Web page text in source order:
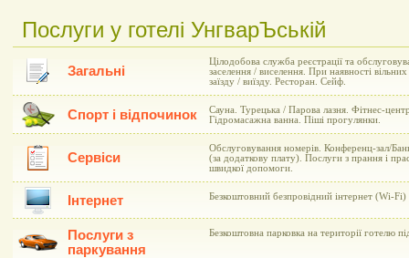
Послуги у готелі УнгварЪській
Загальні
Цілодобова служба реєстрації та
заселення / виселення. При наявності
заїзду / виїзду. Ресторан. Сейф.
Спорт і відпочинок
Сауна. Турецька / Парова лазня. Фітнес-
Гідромасажна ванна. Піші прогулянки.
Сервіси
Обслуговування номерів. Конференц-зал/
(за додаткову плату). Послуги з прання і
швидкої допомоги.
Інтернет Безкоштовний безпровідний інтернет (Wi-
Послуги з
паркування
Безкоштовна парковка на території готелю